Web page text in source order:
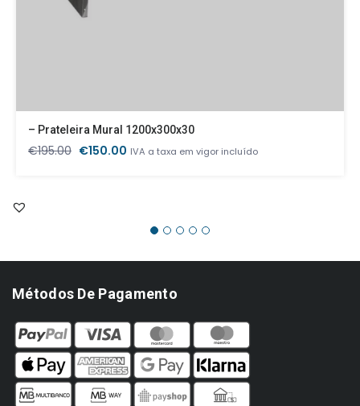
– Prateleira Mural 1200x300x30
€195.00 O
€150.00 O
IVA a taxa em vigor incluído
Métodos De Pagamento